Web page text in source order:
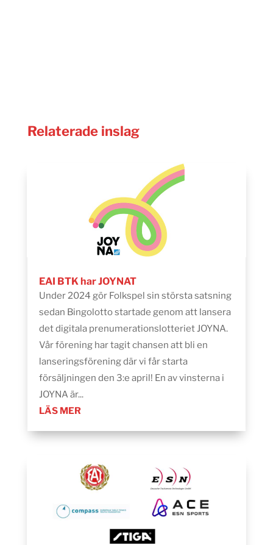
Relaterade inslag
EAI BTK har JOYNAT
Under 2024 gör Folkspel sin största satsning
sedan Bingolotto startade genom att lansera
det digitala prenumerationslotteriet JOYNA.
Vår förening har tagit chansen att bli en
lanseringsförening där vi får starta
försäljningen den 3:e april! En av vinsterna i
JOYNA är...
LÄS MER